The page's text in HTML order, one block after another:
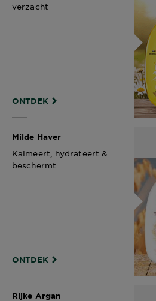
verzacht​
ONTDEK
Milde Haver
Kalmeert, hydrateert &
beschermt​
ONTDEK
Rijke Argan